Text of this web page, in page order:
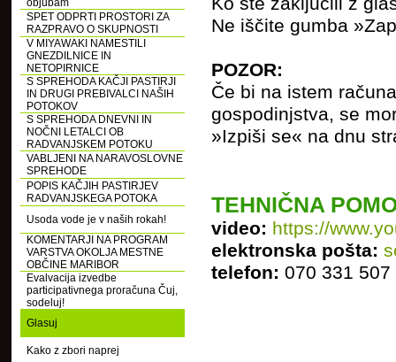
objubam
SPET ODPRTI PROSTORI ZA
RAZPRAVO O SKUPNOSTI
V MIYAWAKI NAMESTILI
GNEZDILNICE IN
NETOPIRNICE
S SPREHODA KAČJI PASTIRJI
IN DRUGI PREBIVALCI NAŠIH
POTOKOV
S SPREHODA DNEVNI IN
NOČNI LETALCI OB
RADVANJSKEM POTOKU
VABLJENI NA NARAVOSLOVNE
SPREHODE
POPIS KAČJIH PASTIRJEV
RADVANJSKEGA POTOKA
Usoda vode je v naših rokah!
KOMENTARJI NA PROGRAM
VARSTVA OKOLJA MESTNE
OBČINE MARIBOR
Evalvacija izvedbe
participativnega proračuna Čuj,
sodeluj!
Glasuj
Kako z zbori naprej
Ne iščite gumba
POZOR:
Če bi na istem
gospodinjstva, se
»Izpiši se« na dnu
TEHNIČNA
video: https://
elektronska pošta:
telefon: 070 331